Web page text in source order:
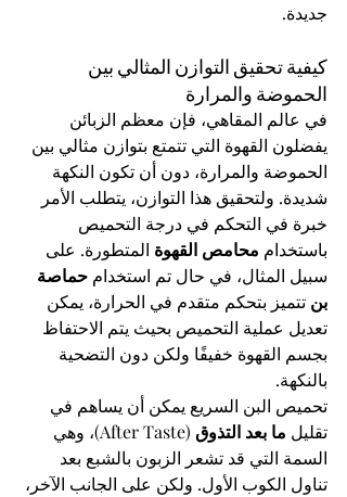
جديدة.
كيفية تحقيق التوازن المثالي بين
الحموضة والمرارة
في عالم المقاهي، فإن معظم الزبائن
يفضلون القهوة التي تتمتع بتوازن مثالي بين
الحموضة والمرارة، دون أن تكون النكهة
شديدة. ولتحقيق هذا التوازن، يتطلب الأمر
خبرة في التحكم في درجة التحميص
باستخدام محامص القهوة المتطورة. على
سبيل المثال، في حال تم استخدام حماصة
بن تتميز بتحكم متقدم في الحرارة، يمكن
تعديل عملية التحميص بحيث يتم الاحتفاظ
بجسم القهوة خفيفًا ولكن دون التضحية
بالنكهة.
تحميص البن السريع يمكن أن يساهم في
تقليل ما بعد التذوق
(After Taste)، وهي
السمة التي قد تشعر الزبون بالشبع بعد
تناول الكوب الأول. ولكن على الجانب الآخر،